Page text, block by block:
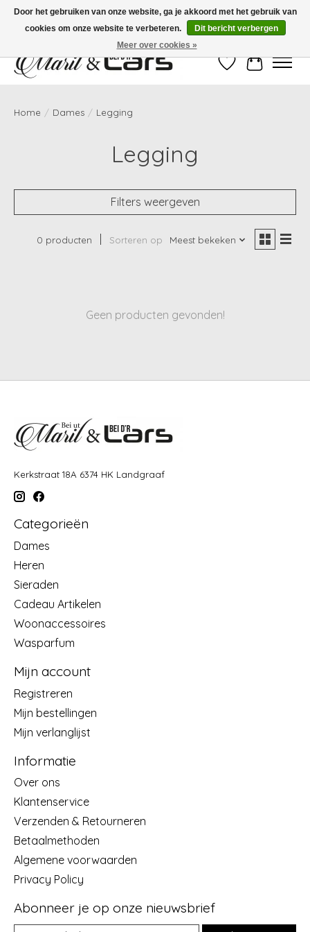
Gratis verzending vanaf €99,- | Voor 16:00 uur besteld, vandaag verzonden!
Verlanglijst
Home / Dames / Legging
Legging
Filters weergeven
0 producten Sorteren op Meest bekeken
Geen producten gevonden!
Kerkstraat 18A 6374 HK Landgraaf
Categorieën
Dames
Heren
Sieraden
Cadeau Artikelen
Woonaccessoires
Wasparfum
Mijn account
Registreren
Mijn bestellingen
Mijn verlanglijst
Informatie
Over ons
Klantenservice
Verzenden & Retourneren
Betaalmethoden
Algemene voorwaarden
Privacy Policy
Abonneer je op onze nieuwsbrief
Door het gebruiken van onze website, ga je akkoord met het gebruik van
cookies om onze website te verbeteren.
Dit bericht verbergen
Meer over cookies »